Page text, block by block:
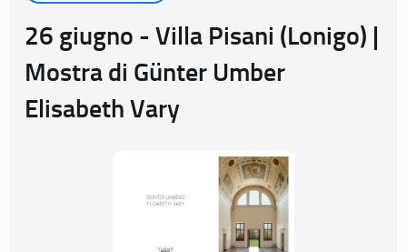
26 giugno - Villa Pisani (Lonigo) |
Mostra di Günter Umber
Elisabeth Vary